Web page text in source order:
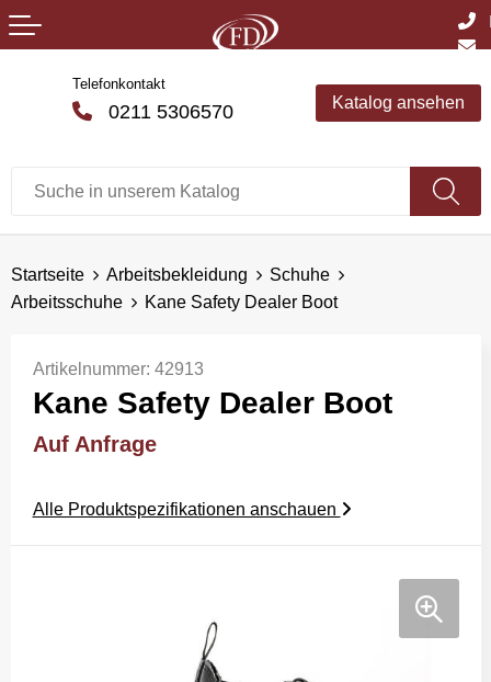
Telefonkontakt
0211 5306570 Katalog ansehen
Startseite Arbeitsbekleidung
Schuhe
Arbeitsschuhe
Kane Safety Dealer Boot
Artikelnummer: 42913
Kane Safety Dealer Boot
Auf Anfrage
Alle Produktspezifikationen anschauen